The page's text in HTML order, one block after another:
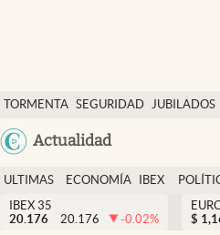
TORMENTA SEGURIDAD JUBILADOS
Actualidad
Economía y finanzas
Política
Actualidad
Criptomonedas
ULTIMAS
NOTICIAS
ECONOMÍA
FINANZAS
IBEX
EURO
IBEX 35
20.176
20.176 -0.02%
$